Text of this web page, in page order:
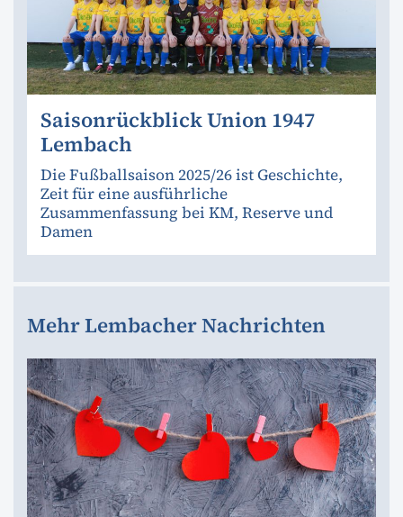
Saisonrückblick Union 1947
Lembach
Die Fußballsaison 2025/26 ist Geschichte,
Zeit für eine ausführliche
Zusammenfassung bei KM, Reserve und
Damen
Mehr Lembacher Nachrichten